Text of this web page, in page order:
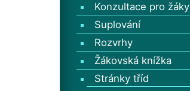
Konzultace pro žáky
Suplování
Rozvrhy
Žákovská knížka
Stránky tříd